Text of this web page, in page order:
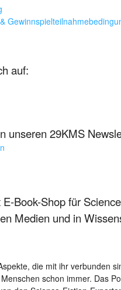
auf:
unseren 29KMS
Book-Shop für
Medien und in
die mit ihr verbunden
schon immer. Das